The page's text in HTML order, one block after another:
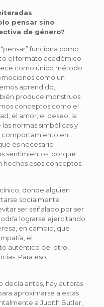
pensar sino
de género?
funciona como
el formato académico
como único método
como un
aprendido,
produce monstruos.
conceptos como el
el amor, el deseo, la
normas simbólicas y
comportamiento en
es necesario
sentimientos, porque
hechos esos conceptos.
donde alguien
socialmente
ser señalado por ser
lograrse ejercitando
en cambio, que
el
auténtico del otro,
Para eso,
decía antes, hay autoras
aproximarse a estas
a Judith Butler,